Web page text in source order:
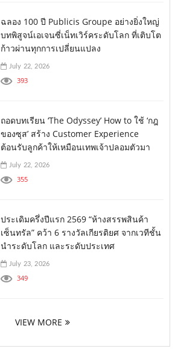
ฉลอง 100 ปี Publicis Groupe อย่างยิ่งใหญ่
บทพิสูจน์เอเจนซี่เน็ทเวิร์คระดับโลก ที่เติบโต
ก้าวผ่านทุกการเปลี่ยนแปลง
July 22, 2026
393
ถอดบทเรียน ‘The Odyssey’ How to ใช้ ‘กฎ
ของซุส’ สร้าง Customer Experience
ต้อนรับลูกค้าให้เหมือนเทพเจ้าปลอมตัวมา
July 22, 2026
355
ประเดิมครึ่งปีแรก 2569 “ห้างสรรพสินค้า
เซ็นทรัล” คว้า 6 รางวัลเกียรติยศ จากเวทีชั้น
นำระดับโลก และระดับประเทศ
July 23, 2026
349
VIEW MORE